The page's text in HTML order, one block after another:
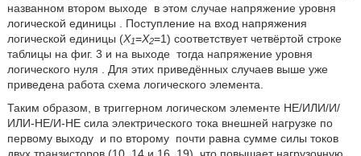
названном втором выходе в этом случае напряжение уровня
логической единицы
. Поступление на вход напряжения
логической единицы (Х1=Х2=1) соответствует четвёртой строке
таблицы на фиг. 3 и на выходе тогда напряжение уровня
логического нуля
. Для этих приведённых случаев выше уже
приведена работа схема логического элемента.
Таким образом, в триггерном логическом элементе НЕ/ИЛИ/И/
ИЛИ-НЕ/И-НЕ сила электрического тока внешней нагрузке по
первому выходу и по второму почти равна сумме силы токов
двух транзисторов (10, 14 и 16, 19), что повышает нагрузочную